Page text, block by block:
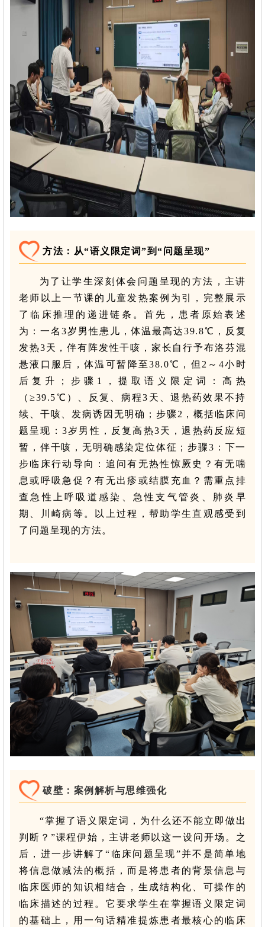
方法：从“语义限定词”到“问题呈现”
为了让学生深刻体会问题呈现的方法，主讲
老师以上一节课的儿童发热案例为引，完整展示
了临床推理的递进链条。首先，患者原始表述
为：一名3岁男性患儿，体温最高达39.8℃，反复
发热3天，伴有阵发性干咳，家长自行予布洛芬混
悬液口服后，体温可暂降至38.0℃，但2～4小时
后复升；步骤1，提取语义限定词：高热
（≥39.5℃）、反复、病程3天、退热药效果不持
续、干咳、发病诱因无明确；步骤2，概括临床问
题呈现：3岁男性，反复高热3天，退热药反应短
暂，伴干咳，无明确感染定位体征；步骤3：下一
步临床行动导向：追问有无热性惊厥史？有无喘
息或呼吸急促？有无出疹或结膜充血？需重点排
查急性上呼吸道感染、急性支气管炎、肺炎早
期、川崎病等。以上过程，帮助学生直观感受到
了问题呈现的方法。
破壁：案例解析与思维强化
“掌握了语义限定词，为什么还不能立即做出
判断？”课程伊始，主讲老师以这一设问开场。之
后，进一步讲解了“临床问题呈现”并不是简单地
将信息做减法的概括，而是将患者的背景信息与
临床医师的知识相结合，生成结构化、可操作的
临床描述的过程。它要求学生在掌握语义限定词
的基础上，用一句话精准提炼患者最核心的临床